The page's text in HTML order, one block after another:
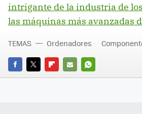
intrigante de la industria de
las máquinas más avanzadas
FACEBOOK
TWITTERFLIPBOARD
E-
WHATSAPP
TEMAS Ordenadores